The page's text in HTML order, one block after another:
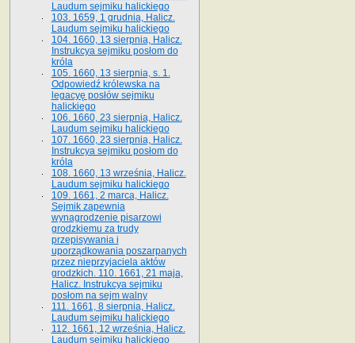
Laudum sejmiku halickiego
103. 1659, 1 grudnia, Halicz.
Laudum sejmiku halickiego
104. 1660, 13 sierpnia, Halicz.
Instrukcya sejmiku posłom do
króla
105. 1660, 13 sierpnia, s. 1.
Odpowiedź królewska na
legacyę posłów sejmiku
halickiego
106. 1660, 23 sierpnia, Halicz.
Laudum sejmiku halickiego
107. 1660, 23 sierpnia, Halicz.
Instrukcya sejmiku posłom do
króla
108. 1660, 13 września, Halicz.
Laudum sejmiku halickiego
109. 1661, 2 marca, Halicz.
Sejmik zapewnia
wynagrodzenie pisarzowi
grodzkiemu za trudy
przepisywania i
uporządkowania poszarpanych
przez nieprzyjaciela aktów
grodzkich. 110. 1661, 21 maja,
Halicz. Instrukcya sejmiku
posłom na sejm walny
111. 1661, 8 sierpnia, Halicz.
Laudum sejmiku halickiego
112. 1661, 12 września, Halicz.
Laudum sejmiku halickiego